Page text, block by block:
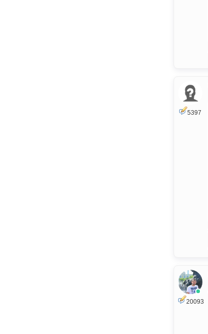
5397
20093